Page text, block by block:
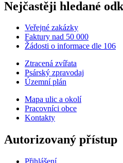
Nejčastěji hledané
Veřejné zakázky
Faktury nad 50 000
Žádosti o informace dle 106
Ztracená zvířata
Psárský zpravodaj
Územní plán
Mapa ulic a okolí
Pracovníci obce
Kontakty
Autorizovaný přístup